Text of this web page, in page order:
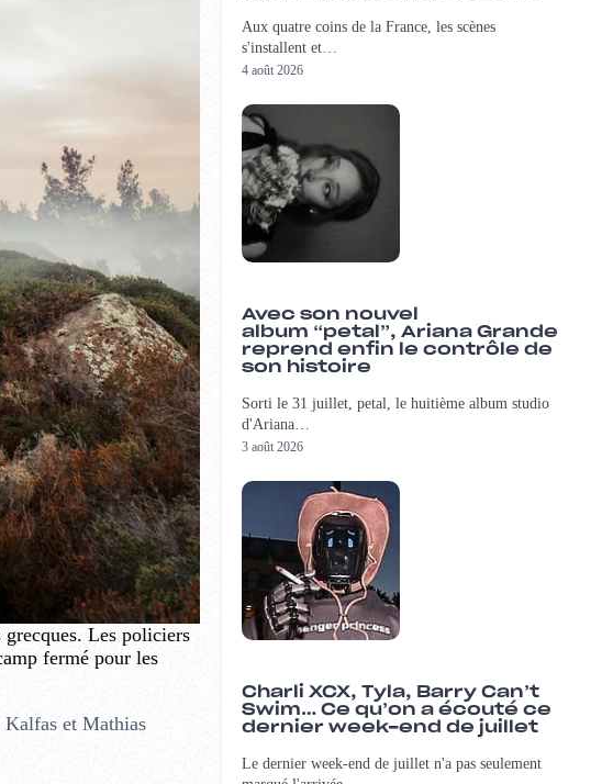
Les policiers
fermé pour les
Kalfas et Mathias
Aux quatre coins de la France, les scènes
s'installent et…
4 août 2026
Avec son nouvel
album “petal”, Ariana Grande
reprend enfin le contrôle de
son histoire
Sorti le 31 juillet, petal, le huitième album studio
d'Ariana…
3 août 2026
Charli XCX, Tyla, Barry Can’t
Swim… Ce qu’on a écouté ce
dernier week-end de juillet
Le dernier week-end de juillet n'a pas seulement